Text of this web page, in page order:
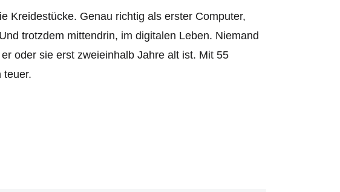
Kreidestücke. Genau richtig als erster Computer,
trotzdem mittendrin, im digitalen Leben. Niemand
oder sie erst zweieinhalb Jahre alt ist. Mit 55
teuer.